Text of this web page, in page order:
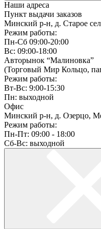
Наши адреса
Пункт выдачи заказов
Минский р-н, д. Старое
Режим работы:
Пн-Сб 09:00-20:00
Вс: 09:00-18:00
Авторынок “Малиновка”
(Торговый Мир Кольцо,
Режим работы:
Вт-Вс: 9:00-15:30
Пн: выходной
Офис
Минский р-н, д. Озерцо,
Режим работы:
Пн-Пт: 09:00 - 18:00
Сб-Вс: выходной